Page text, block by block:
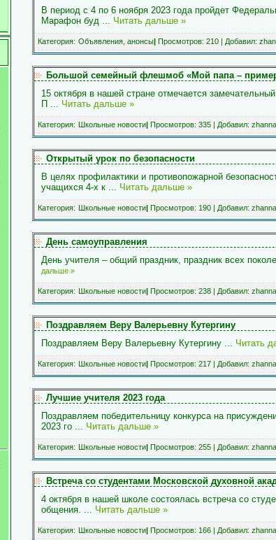
В период с 4 по 6 ноября 2023 года пройдет
Марафон буд ... Читать дальше »
Категория: Объявления, анонсы| Просмотров: 210 | Добавил:
Большой семейный флешмоб «Мой папа –
15 октября в нашей стране отмечается
П ... Читать дальше »
Категория: Школьные новости| Просмотров: 335 | Добавил: zhanna
Открытый урок по безопасности
В целях профилактики и противопожарной
учащихся 4-х к ... Читать дальше »
Категория: Школьные новости| Просмотров: 190 | Добавил: zhanna
День самоуправления
День учителя – общий праздник, праздник всех
дальше »
Категория: Школьные новости| Просмотров: 238 | Добавил: zhanna
Поздравляем Веру Валерьевну Кутергину
Поздравляем Веру Валерьевну Кутергину ... Читать
Категория: Школьные новости| Просмотров: 217 | Добавил: zhanna
Лучшие учителя 2023 года
Поздравляем победительницу конкурса на
2023 го ... Читать дальше »
Категория: Школьные новости| Просмотров: 255 | Добавил: zhanna
Встреча со студентами Московской духовной
4 октября в нашей школе состоялась встреча со
общения. ... Читать дальше »
Категория: Школьные новости| Просмотров: 166 | Добавил: zhanna